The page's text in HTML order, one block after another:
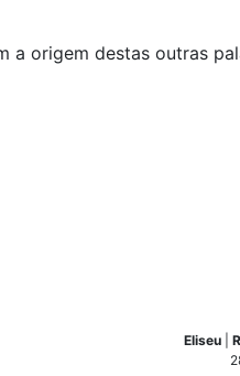
a origem destas outras
Eliseu